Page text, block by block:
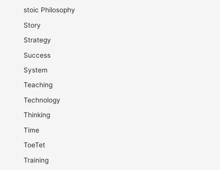
stoic Philosophy
Story
Strategy
Success
System
Teaching
Technology
Thinking
Time
ToeTet
Training